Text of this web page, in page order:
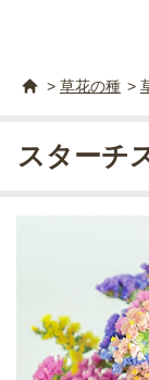
> 草花の種 >
スターチ